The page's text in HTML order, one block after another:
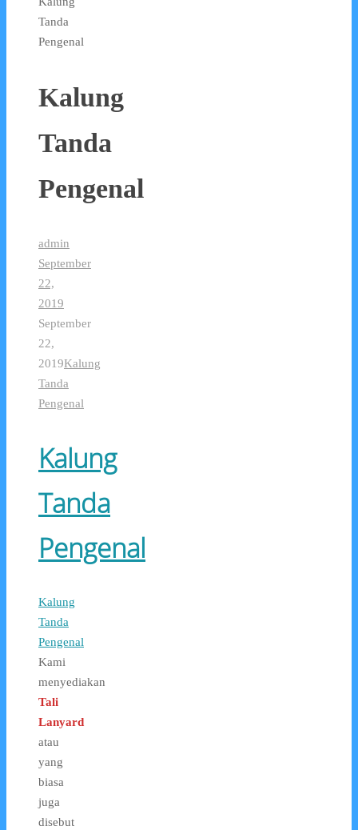
Tanda
Pengenal
Kalung
Tanda
Pengenal
admin
September
22,
2019
September
22,
2019Kalung
Tanda
Pengenal
Kalung
Tanda
Pengenal
Kalung
Tanda
Pengenal
Kami
menyediakan
Tali
Lanyard
atau
yang
biasa
juga
disebut